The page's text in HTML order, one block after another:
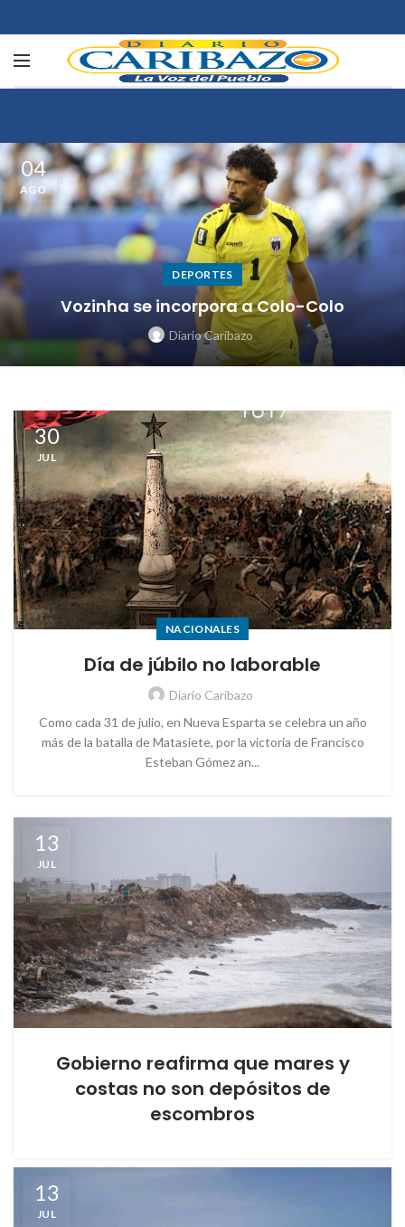
04
AGO
DEPORTES
Vozinha se incorpora a Colo-Colo
Diario Caribazo
30
JUL
NACIONALES
Día de júbilo no laborable
Diario Caribazo
Como cada 31 de julio, en Nueva Esparta se celebra un año
más de la batalla de Matasiete, por la victoria de Francisco
Esteban Gómez an...
13
JUL
Gobierno reafirma que mares y
costas no son depósitos de
escombros
13
JUL